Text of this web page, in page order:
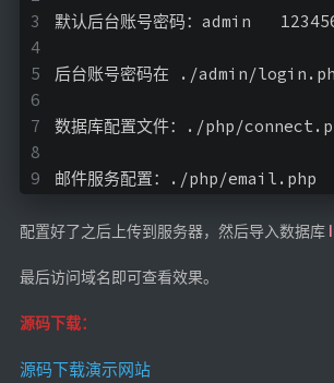
默认后台账号密码：admin
后台账号密码在 ./admin/
数据库配置文件：./php/
邮件服务配置：./php/email.php
配置好了之后上传到服务器，然后导入数据库
最后访问域名即可查看效果。
源码下载：
源码下载演示网站